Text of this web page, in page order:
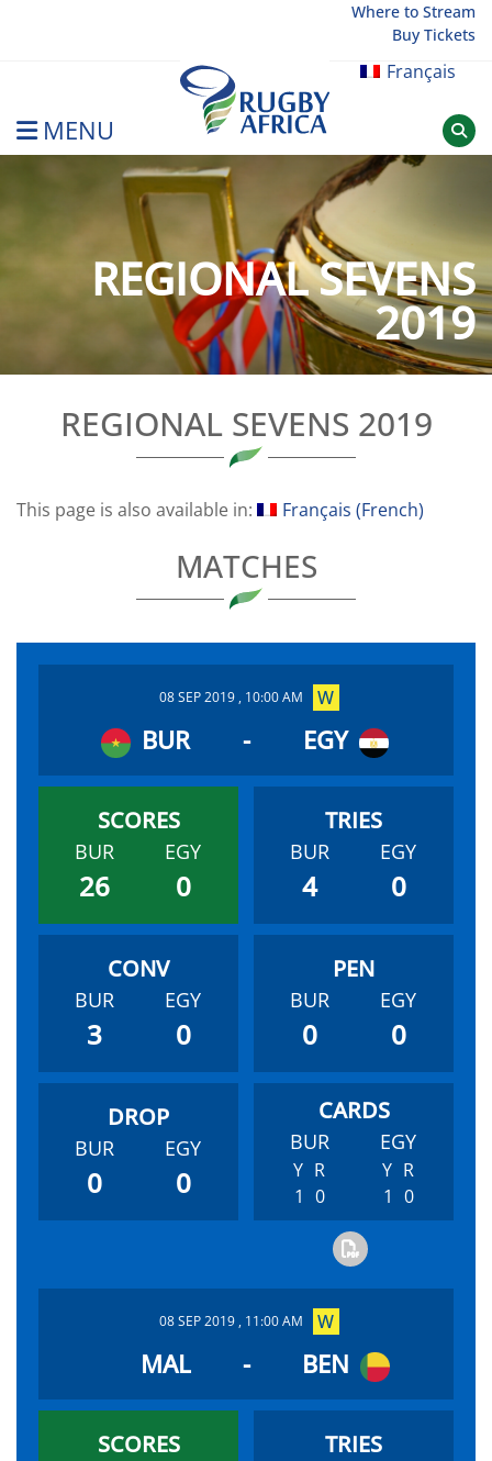
Where to Stream
Buy Tickets
Français
MENU
Rugby Afrique
REGIONAL SEVENS
2019
REGIONAL SEVENS 2019
This page is also available in: Français (French)
MATCHES
08 SEP 2019 , 10:00 AM
BUR - EGY
BUR EGY
26 0
BUR EGY
4 0
BUR EGY
3 0
BUR EGY
0 0
BUR EGY
0 0
BUR EGY
Y R
1 0
Y R
1 0
08 SEP 2019 , 11:00 AM
MAL - BEN